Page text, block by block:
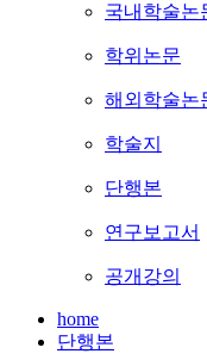
국내학술논
학위논문
해외학술논
학술지
단행본
연구보고서
공개강의
home
단행본